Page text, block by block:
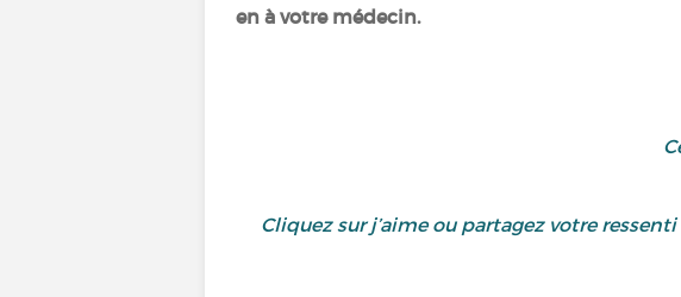
en à votre médecin.
Cliquez sur j’aime ou partagez votre